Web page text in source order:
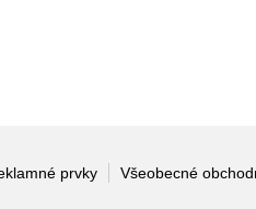
prvky Všeobecné